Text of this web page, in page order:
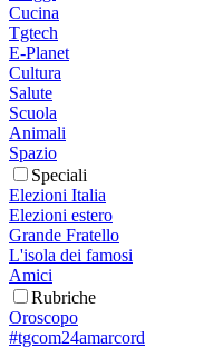
Cucina
Tgtech
E-Planet
Cultura
Salute
Scuola
Animali
Spazio
Speciali
Elezioni Italia
Elezioni estero
Grande Fratello
L'isola dei famosi
Amici
Rubriche
Oroscopo
#tgcom24amarcord